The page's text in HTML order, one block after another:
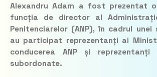
Alexandru Adam a fost prezentat
funcția de director al
Penitenciarelor (ANP), în cadrul
au participat reprezentanți ai
conducerea ANP și
subordonate.